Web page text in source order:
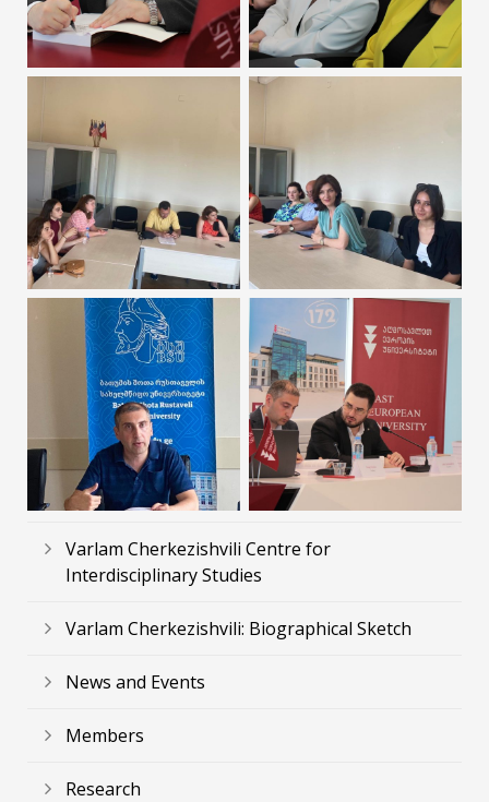
Varlam Cherkezishvili Centre for
Interdisciplinary Studies
Varlam Cherkezishvili: Biographical Sketch
News and Events
Members
Research